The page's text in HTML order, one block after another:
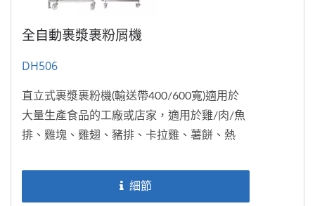
全自動裹漿裹粉屑機
DH506
直立式裹漿裹粉機(輸送帶400/600寬)適用於
大量生產食品的工廠或店家，適用於雞/肉/魚
排、雞塊、雞翅、豬排、卡拉雞、薯餅、熱
DH806-2後,...
細節